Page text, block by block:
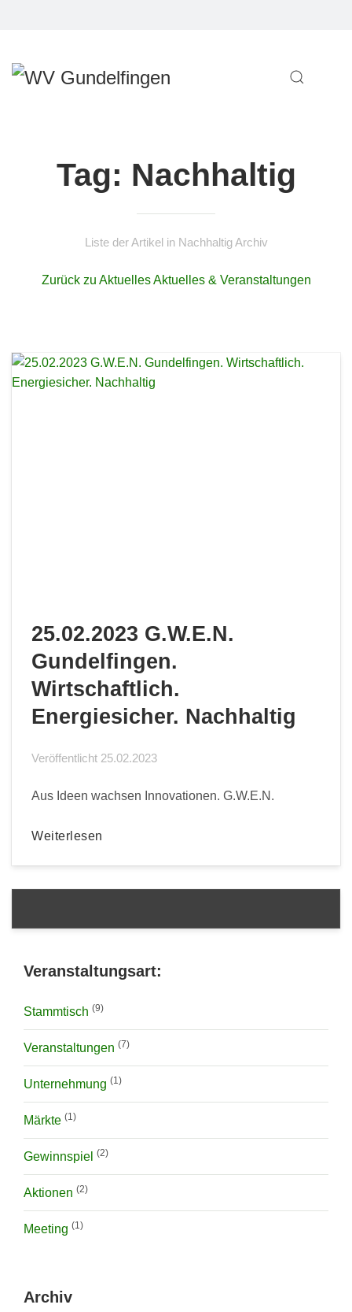
Tag: Nachhaltig
Liste der Artikel in Nachhaltig Archiv
Zurück zu Aktuelles Aktuelles & Veranstaltungen
25.02.2023 G.W.E.N.
Gundelfingen.
Wirtschaftlich.
Energiesicher. Nachhaltig
Veröffentlicht 25.02.2023
Aus Ideen wachsen Innovationen. G.W.E.N.
Weiterlesen
Veranstaltungsart:
Stammtisch (9)
Veranstaltungen (7)
Unternehmung (1)
Märkte (1)
Gewinnspiel (2)
Aktionen (2)
Meeting (1)
Archiv